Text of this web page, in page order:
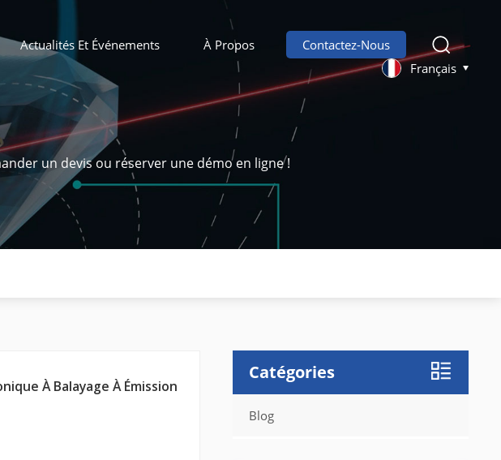
Actualités Et Événements À Propos
Contactez-Nous
Français
un devis ou réserver une démo en ligne !
À Balayage À Émission
Catégories
Blog